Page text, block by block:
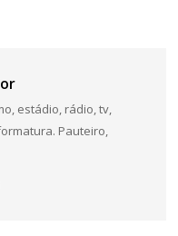
estádio, rádio, tv,
Pauteiro,